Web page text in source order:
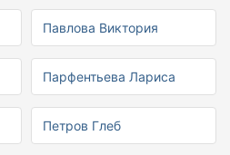
Павлова Виктория
Парфентьева Лариса
Петров Глеб